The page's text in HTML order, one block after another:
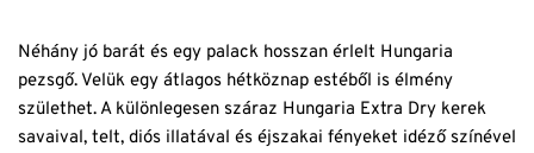
pezsgő
0.75L
11.5%
mennyiség
Néhány jó barát és egy palack hosszan érlelt Hungaria
pezsgő. Velük egy átlagos hétköznap estéből is élmény
születhet. A különlegesen száraz Hungaria Extra Dry kerek
savaival, telt, diós illatával és éjszakai fényeket idéző színével